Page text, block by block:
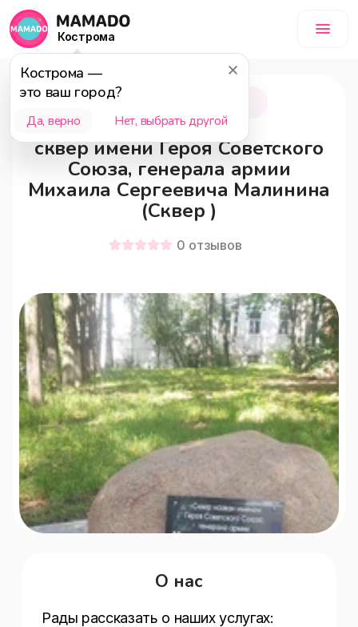
Кострома
Кострома —
это ваш город?
Да, верно Нет, выбрать другой
Кострома
сквер имени Героя Советского
Союза, генерала армии
Михаила Сергеевича Малинина
(Сквер )
0 отзывов
О нас
Рады рассказать о наших услугах: